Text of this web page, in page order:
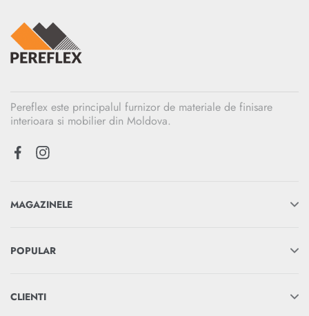
Pereflex este principalul furnizor de materiale de finisare
interioara si mobilier din Moldova.
MAGAZINELE
POPULAR
CLIENTI